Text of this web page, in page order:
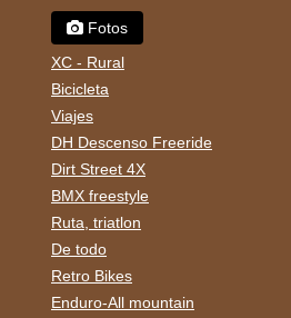
Fotos
XC - Rural
Bicicleta
Viajes
DH Descenso Freeride
Dirt Street 4X
BMX freestyle
Ruta, triatlon
De todo
Retro Bikes
Enduro-All mountain